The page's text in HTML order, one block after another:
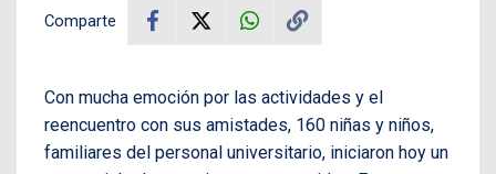
Comparte
Con mucha emoción por las actividades y el
reencuentro con sus amistades, 160 niñas y niños,
familiares del personal universitario, iniciaron hoy un